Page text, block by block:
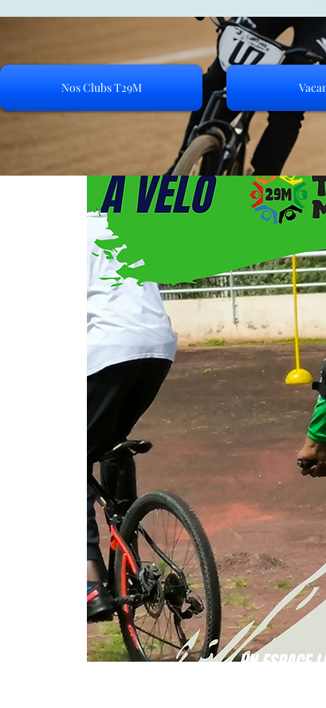
Nos Clubs T29M